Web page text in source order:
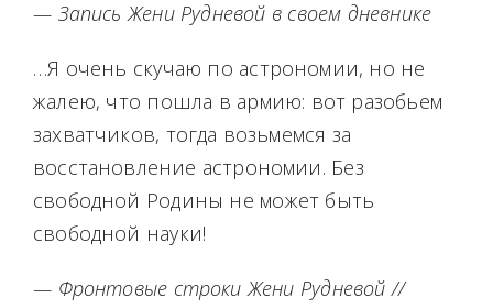
— Запись Жени Рудневой в своем дневнике
…Я очень скучаю по астрономии, но не
жалею, что пошла в армию: вот разобьем
захватчиков, тогда возьмемся за
восстановление астрономии. Без
свободной Родины не может быть
свободной науки!
— Фронтовые строки Жени Рудневой //